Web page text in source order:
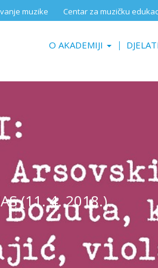
muzike Centar za muzičku
O AKADEMIJI
(11. 4. 2018.)